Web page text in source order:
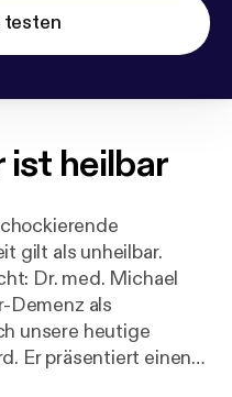
testen
ist heilbar
gilt als unheilbar.
Dr. med. Michael
Demenz als
unsere heutige
Er präsentiert einen